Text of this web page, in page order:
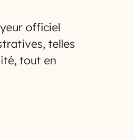
officiel
telles
tout en